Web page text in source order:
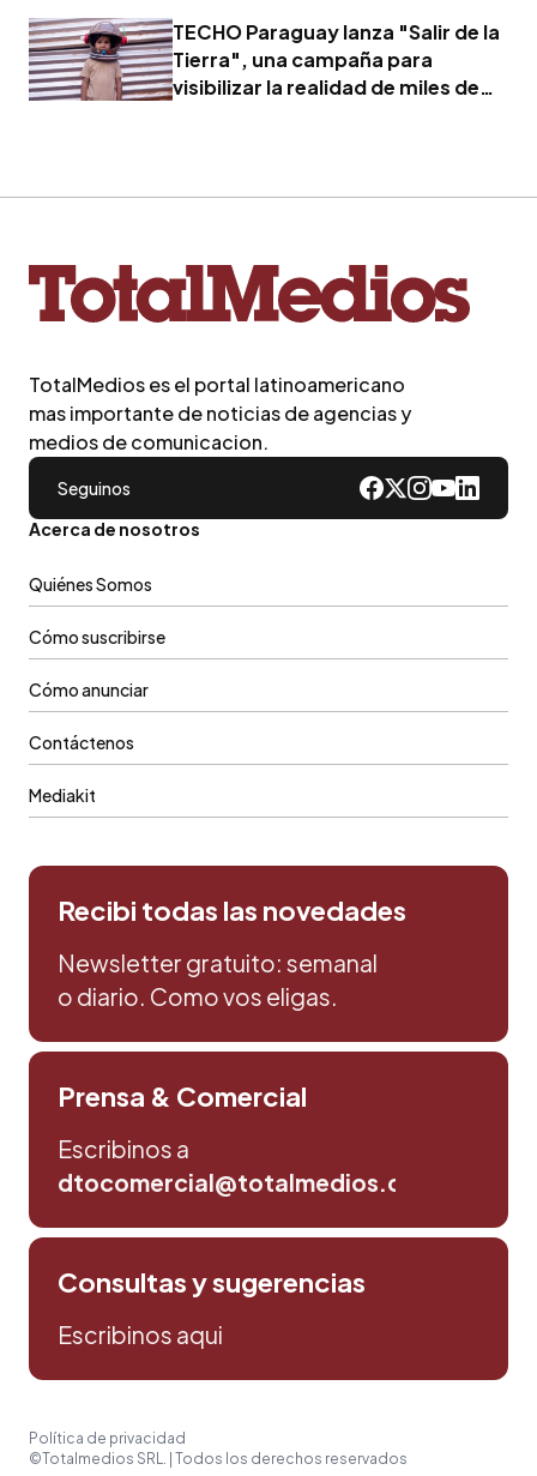
TECHO Paraguay lanza "Salir de la
Tierra", una campaña para
visibilizar la realidad de miles de
TotalMedios es el portal latinoamericano
mas importante de noticias de agencias y
medios de comunicacion.
Seguinos
Acerca de nosotros
Quiénes Somos
Cómo suscribirse
Cómo anunciar
Contáctenos
Mediakit
Recibi todas las novedades
Newsletter gratuito: semanal
o diario. Como vos eligas.
Prensa & Comercial
Escribinos a
dtocomercial@totalmedios.com
Consultas y sugerencias
Escribinos aqui
Política de privacidad
©Totalmedios SRL. | Todos los derechos reservados